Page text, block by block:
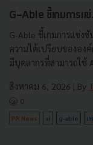
G-Able ชี้เกมการแ
G-Able ชี้เกมการแข่ง
ความได้เปรียบขององ
มีบุคลากรที่สามารถใช้
สิงหาคม 6, 2026 | By
0
PR News ai g-able เ